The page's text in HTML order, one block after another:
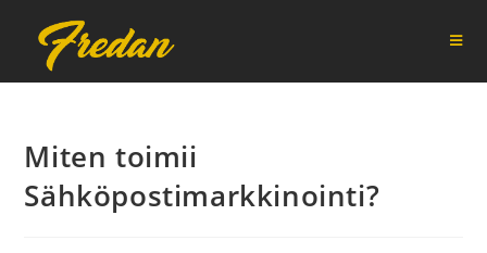
suoraan
sisältöön
Miten toimii
Sähköpostimarkkinointi?